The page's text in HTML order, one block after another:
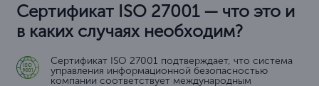
Сертификат ISO 27001 — что это и
в каких случаях необходим?
Сертификат ISO 27001 подтверждает, что система
управления информационной безопасностью
компании соответствует международным